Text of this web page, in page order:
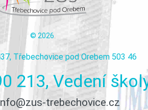
© 2026
Třebechovice pod Orebem 503 46
213, Vedení
trebechovice.cz